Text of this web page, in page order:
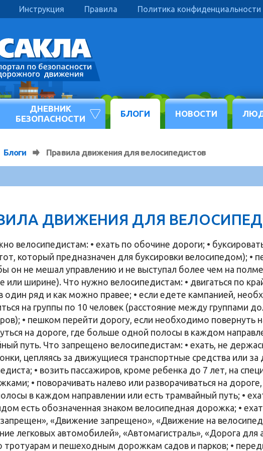
Инструкция Правила Политика конфиденциальности
ДНЕВНИК
БЕЗОПАСНОСТИ
БЛОГИ НОВОСТИ
Блоги Правила движения для велосипедистов
ДВИЖЕНИЯ ДЛЯ
велосипедистам: • ехать по обочине дороги; •
который предназначен для буксировки велосипедом); •
он не мешал управлению и не выступал более чем на
или ширине). Что нужно велосипедистам: • двигаться по
один ряд и как можно правее; • если едете кампанией,
на группы по 10 человек (расстояние между группами
• пешком перейти дорогу, если необходимо повернуть
на дороге, где больше одной полосы в каждом
путь. Что запрещено велосипедистам: • ехать, не
цепляясь за движущиеся транспортные средства или за
• возить пассажиров, кроме ребенка до 7 лет, на
• поворачивать налево или разворачиваться на
в каждом направлении или есть трамвайный путь; •
есть обозначенная знаком велосипедная дорожка; •
«Движение запрещено», «Движение на
легковых автомобилей», «Автомагистраль», «Дорога для
тротуарам и пешеходным дорожкам садов и парков; •